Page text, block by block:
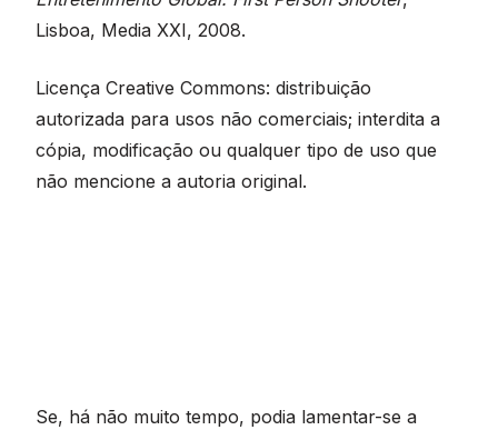
Lisboa, Media XXI, 2008.
Licença Creative Commons: distribuição
autorizada para usos não comerciais; interdita a
cópia, modificação ou qualquer tipo de uso que
não mencione a autoria original.
Se, há não muito tempo, podia lamentar-se a